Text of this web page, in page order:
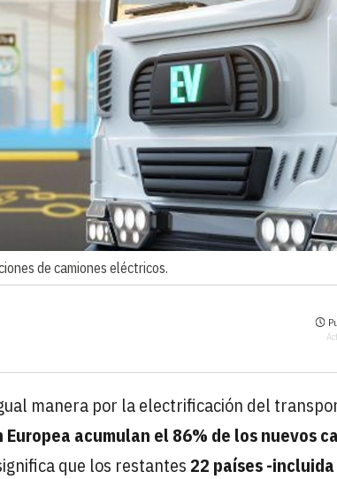
de camiones eléctricos.
manera por la electrificación del
Europea acumulan el 86% de los nuevos
que los restantes22 países -incluida